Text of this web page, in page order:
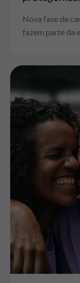
Nova fase da
fazem parte da